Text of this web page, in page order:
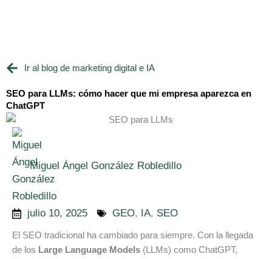
Ir al blog de marketing digital e IA
SEO para LLMs: cómo hacer que mi empresa aparezca en
ChatGPT
Miguel Ángel González Robledillo
julio 10, 2025 GEO, IA, SEO
El SEO tradicional ha cambiado para siempre. Con la llegada
de los Large Language Models (LLMs) como ChatGPT,